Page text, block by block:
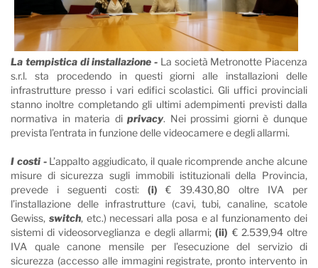
La tempistica di installazione - La società Metronotte Piacenza
s.r.l. sta procedendo in questi giorni alle installazioni delle
infrastrutture presso i vari edifici scolastici. Gli uffici provinciali
stanno inoltre completando gli ultimi adempimenti previsti dalla
normativa in materia diprivacy. Nei prossimi giorni è dunque
prevista l’entrata in funzione delle videocamere e degli allarmi.
I costi - L’appalto aggiudicato, il quale ricomprende anche alcune
misure di sicurezza sugli immobili istituzionali della Provincia,
prevede i seguenti costi: (i) € 39.430,80 oltre IVA per
l’installazione delle infrastrutture (cavi, tubi, canaline, scatole
Gewiss, switch, etc.) necessari alla posa e al funzionamento dei
sistemi di videosorveglianza e degli allarmi;(ii) € 2.539,94 oltre
IVA quale canone mensile per l’esecuzione del servizio di
sicurezza (accesso alle immagini registrate, pronto intervento in